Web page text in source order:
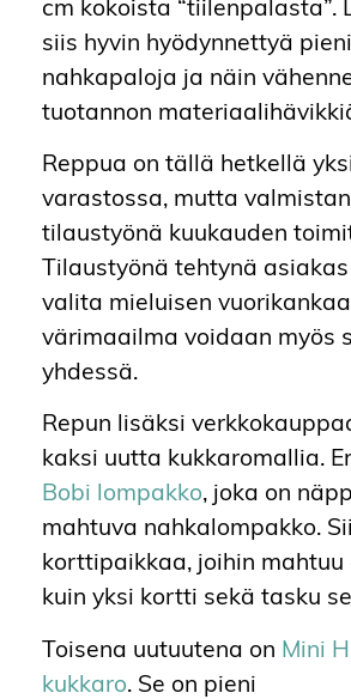
cm kokoista “tiilenpalasta”.
siis hyvin hyödynnettyä
nahkapaloja ja näin
tuotannon
Reppua on tällä hetkellä
varastossa, mutta
tilaustyönä kuukauden
Tilaustyönä tehtynä
valita mieluisen
värimaailma voidaan myös
yhdessä.
Repun lisäksi
kaksi uutta kukkaromallia.
Bobi lompakko, joka on
mahtuva nahkalompakko.
korttipaikkaa, joihin mahtuu
kuin yksi kortti sekä tasku
Toisena uutuutena on Mini
kukkaro. Se on pieni